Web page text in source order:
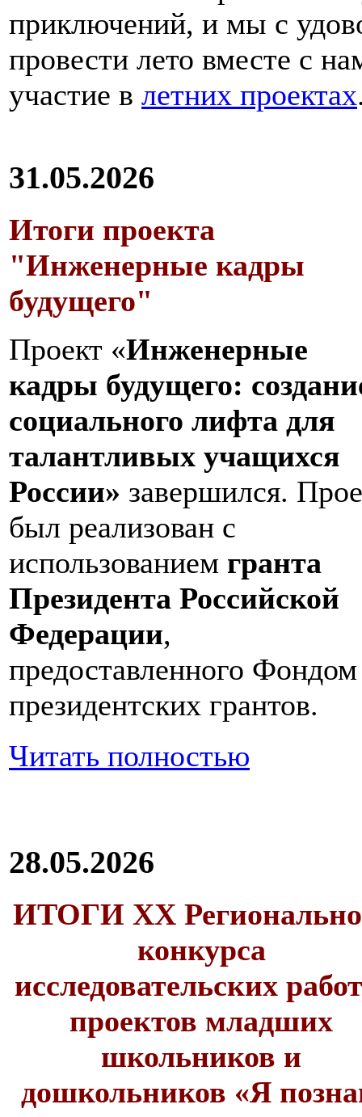
приключений, и мы с
провести лето вместе с
участие в летних проектах
31.05.2026
Итоги проекта
"Инженерные кадры
будущего"
Проект «Инженерные
кадры будущего:
социального лифта для
талантливых учащихся
России» завершился.
был реализован с
использованием гранта
Президента Российской
Федерации,
предоставленного Фондом
президентских грантов.
Читать полностью
28.05.2026
ИТОГИ XX
конкурса
исследовательских
проектов младших
школьников и
дошкольников «Я